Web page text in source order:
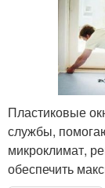
Пластиковые
службы,
микроклимат,
обеспечить